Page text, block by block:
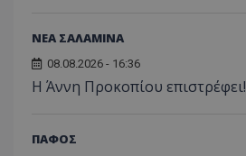
ΝΕΑ ΣΑΛΑΜΙΝΑ
08.08.2026 - 16:36
Η Άννη Προκοπίου επιστρέφει!
ΠΑΦΟΣ